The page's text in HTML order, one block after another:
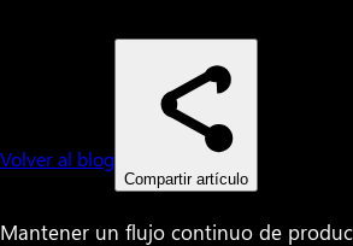
Volver al blog
Compartir artículo
Mantener un flujo continuo de